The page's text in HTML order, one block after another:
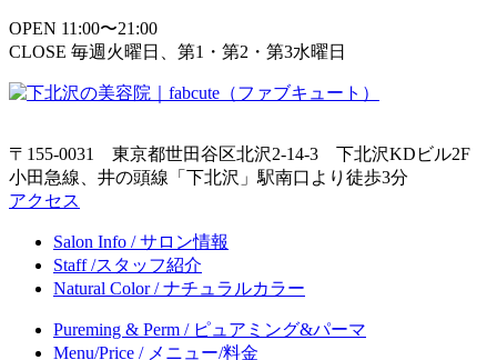
OPEN 11:00〜21:00
CLOSE 毎週火曜日、第1・第2・第3水曜日
〒155-0031 東京都世田谷区北沢2-14-3 下北沢KDビル2F
小田急線、井の頭線「下北沢」駅南口より徒歩3分
アクセス
Salon Info / サロン情報
Staff /スタッフ紹介
Natural Color / ナチュラルカラー
Pureming & Perm / ピュアミング&パーマ
Menu/Price / メニュー/料金